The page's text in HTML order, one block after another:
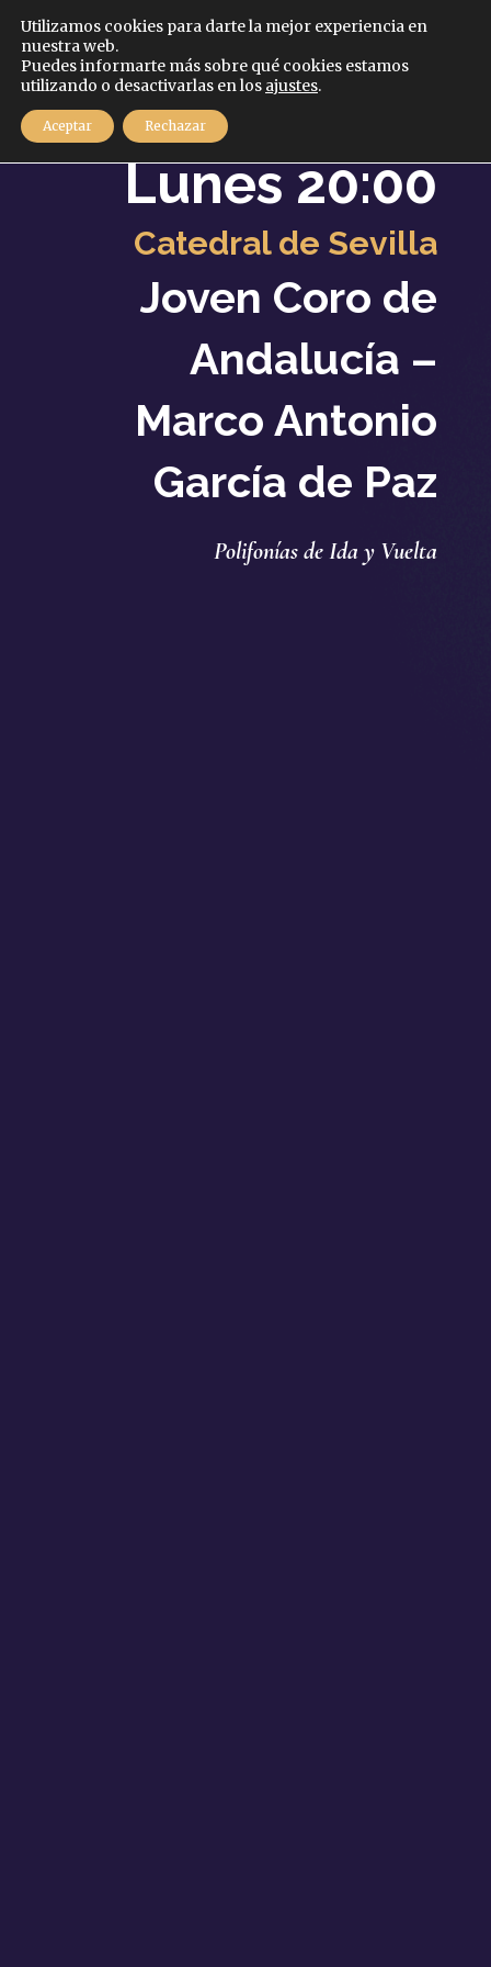
MENÚ
Lunes 20:00
Catedral de Sevilla
Joven Coro de
Andalucía –
Marco Antonio
García de Paz
Polifonías de Ida y Vuelta
Español
Utilizamos cookies para darte la mejor experiencia en
nuestra web.
Puedes informarte más sobre qué cookies estamos
utilizando o desactivarlas en los ajustes.
Aceptar Rechazar